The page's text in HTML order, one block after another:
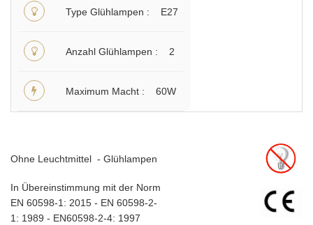
Type Glühlampen E27
Anzahl Glühlampen 2
Maximum Macht 60W
Ohne Leuchtmittel - Glühlampen
In Übereinstimmung mit der Norm
EN 60598-1: 2015 - EN 60598-2-
1: 1989 - EN60598-2-4: 1997